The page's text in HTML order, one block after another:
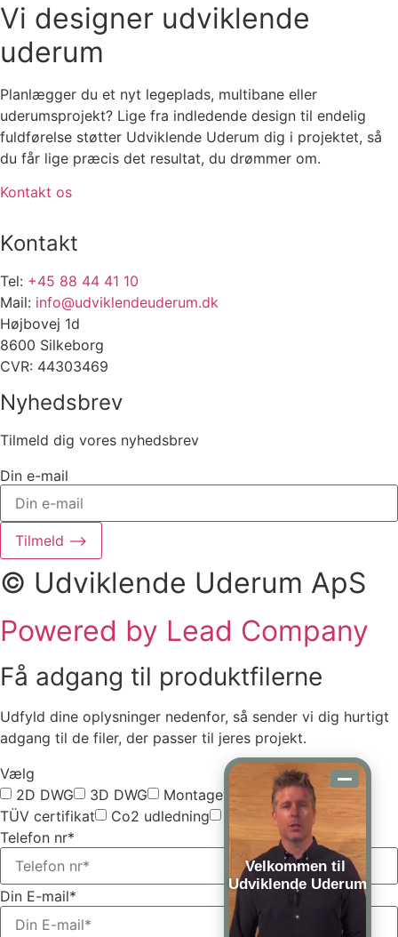
Vi designer udviklende
uderum
Planlægger du et nyt legeplads, multibane eller
uderumsprojekt? Lige fra indledende design til endelig
fuldførelse støtter Udviklende Uderum dig i projektet, så
du får lige præcis det resultat, du drømmer om.
Kontakt os
Kontakt
Tel: +45 88 44 41 10
Mail: info@udviklendeuderum.dk
Højbovej 1d
8600 Silkeborg
CVR: 44303469
Nyhedsbrev
Tilmeld dig vores nyhedsbrev
Din e-mail
Tilmeld ⟶
© Udviklende Uderum ApS
Powered by Lead Company
Få adgang til produktfilerne
Udfyld dine oplysninger nedenfor, så sender vi dig hurtigt
adgang til de filer, der passer til jeres projekt.
Vælg
2D DWG
3D DWG
Montagevejledning
TÜV certifikat
Co2 udledning
Vælg alle
Telefon nr*
Din E-mail*
Velkommen til
Udviklende Uderum